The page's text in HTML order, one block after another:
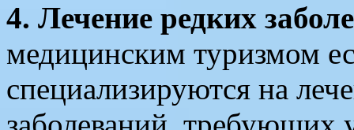
4. Лечение редких
медицинским туризмом
специализируются на